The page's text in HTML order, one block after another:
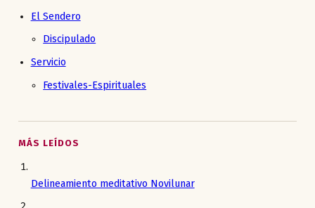
El Sendero
Discipulado
Servicio
Festivales-Espirituales
MÁS LEÍDOS
Delineamiento meditativo Novilunar